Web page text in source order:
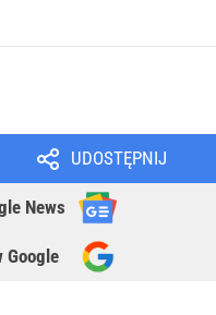
UDOSTĘPNIJ
News
Google